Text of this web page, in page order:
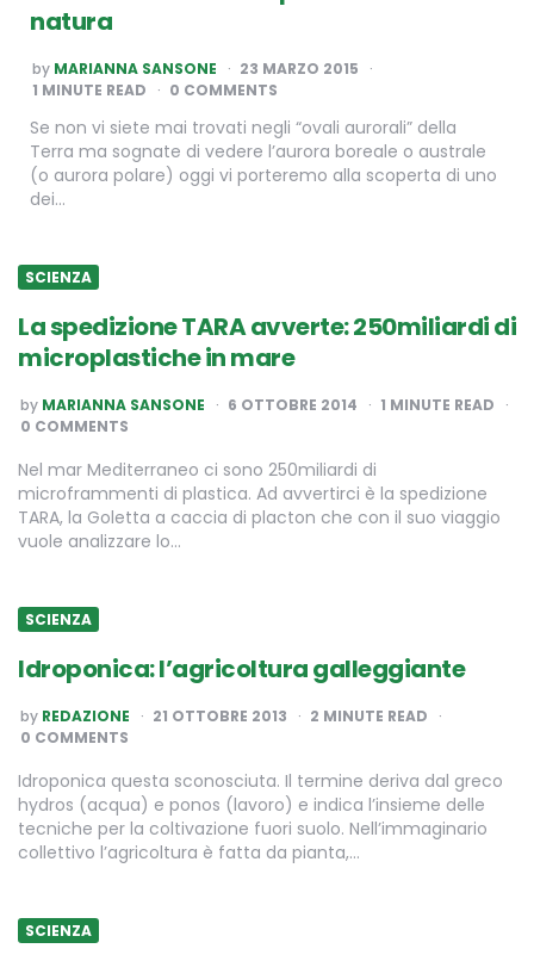
natura
POSTED
BY
by MARIANNA SANSONE
23 MARZO 2015
1 MINUTE READ 0 COMMENTS
Se non vi siete mai trovati negli “ovali aurorali” della
Terra ma sognate di vedere l’aurora boreale o australe
(o aurora polare) oggi vi porteremo alla scoperta di uno
dei…
SCIENZA
La spedizione TARA avverte: 250miliardi di
microplastiche in mare
POSTED
BY
by MARIANNA SANSONE 6 OTTOBRE 2014 1 MINUTE READ
0 COMMENTS
Nel mar Mediterraneo ci sono 250miliardi di
microframmenti di plastica. Ad avvertirci è la spedizione
TARA, la Goletta a caccia di placton che con il suo viaggio
vuole analizzare lo…
SCIENZA
Idroponica: l’agricoltura galleggiante
POSTED
BY
by REDAZIONE 21 OTTOBRE 2013 2 MINUTE READ
0 COMMENTS
Idroponica questa sconosciuta. Il termine deriva dal greco
hydros (acqua) e ponos (lavoro) e indica l’insieme delle
tecniche per la coltivazione fuori suolo. Nell’immaginario
collettivo l’agricoltura è fatta da pianta,…
SCIENZA